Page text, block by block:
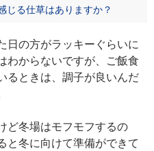
じる仕草はありますか？
日の方がラッキーぐらいに
わからないですが、ご飯食
るときは、調子が良いんだ
ど冬場はモフモフするの
と冬に向けて準備ができて